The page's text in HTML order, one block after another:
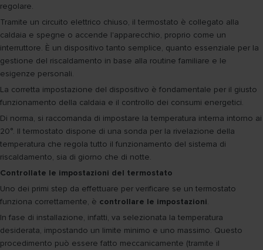
regolare.
Tramite un circuito elettrico chiuso, il termostato è collegato alla
caldaia e spegne o accende l'apparecchio, proprio come un
interruttore. È un dispositivo tanto semplice, quanto essenziale per la
gestione del riscaldamento in base alla routine familiare e le
esigenze personali.
La corretta impostazione del dispositivo è fondamentale per il giusto
funzionamento della caldaia e il controllo dei consumi energetici.
Di norma, si raccomanda di impostare la temperatura interna intorno ai
20°. Il termostato dispone di una sonda per la rivelazione della
temperatura che regola tutto il funzionamento del sistema di
riscaldamento, sia di giorno che di notte.
Controllate le impostazioni del termostato
Uno dei primi step da effettuare per verificare se un termostato
funziona correttamente, è controllare le impostazioni.
In fase di installazione, infatti, va selezionata la temperatura
desiderata, impostando un limite minimo e uno massimo. Questo
procedimento può essere fatto meccanicamente (tramite il